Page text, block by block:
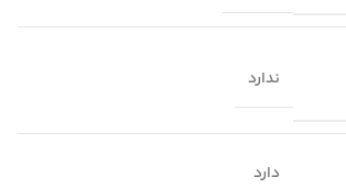
ندارد
دارد